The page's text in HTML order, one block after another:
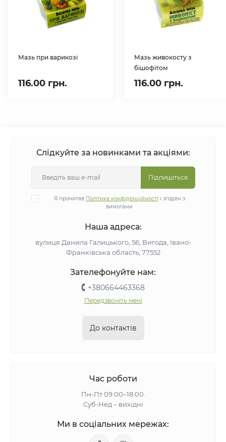
Мазь при варикозі
116.00 грн.
Мазь живокосту з
бішофітом
116.00 грн.
Слідкуйте за новинками та акціями:
Підпишіться
Я прочитав Політика конфіденційності і згоден з
вимогами
Наша адреса:
вулиця Данила Галицького, 56, Вигода, Івано-
Франківська область, 77552
Зателефонуйте нам:
+380664463368
Передзвоніть мені
До контактів
Час роботи
Пн-Пт 09:00–18:00.
Суб-Нед – вихідні
Ми в соціальних мережах: